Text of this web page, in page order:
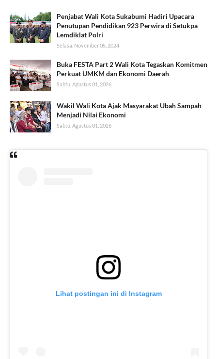
Penjabat Wali Kota Sukabumi Hadiri Upacara
Penutupan Pendidikan 923 Perwira di Setukpa
Lemdiklat Polri
Selasa, November 05, 2024
Buka FESTA Part 2 Wali Kota Tegaskan Komitmen
Perkuat UMKM dan Ekonomi Daerah
Sabtu, Agustus 01, 2026
Wakil Wali Kota Ajak Masyarakat Ubah Sampah
Menjadi Nilai Ekonomi
Sabtu, Agustus 01, 2026
Lihat postingan ini di Instagram